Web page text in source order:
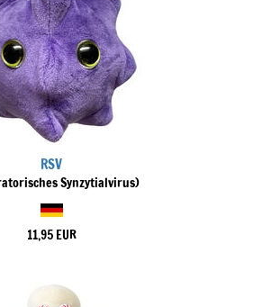
RSV
Synzytialvirus)
11,95 EUR